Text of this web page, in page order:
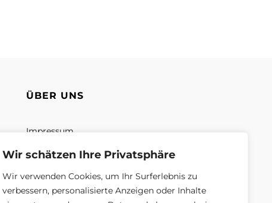
Wir schätzen Ihre Privatsphäre
Wir verwenden Cookies, um Ihr Surferlebnis zu
verbessern, personalisierte Anzeigen oder Inhalte
ÜBER UNS
Impressum
Unsere Mission
Unsere Geschäft
Über uns